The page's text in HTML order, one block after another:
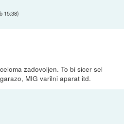
15:38)
zadovoljen. To bi sicer sel
MIG varilni aparat itd.